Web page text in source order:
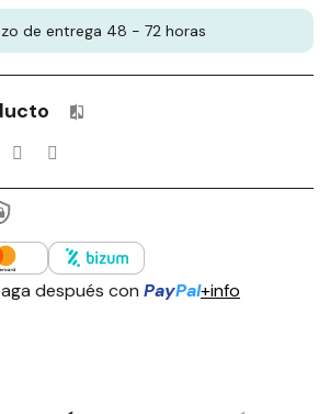
de entrega 48 - 72 horas
Productos incluidos en tu lista
después con PayPal+info